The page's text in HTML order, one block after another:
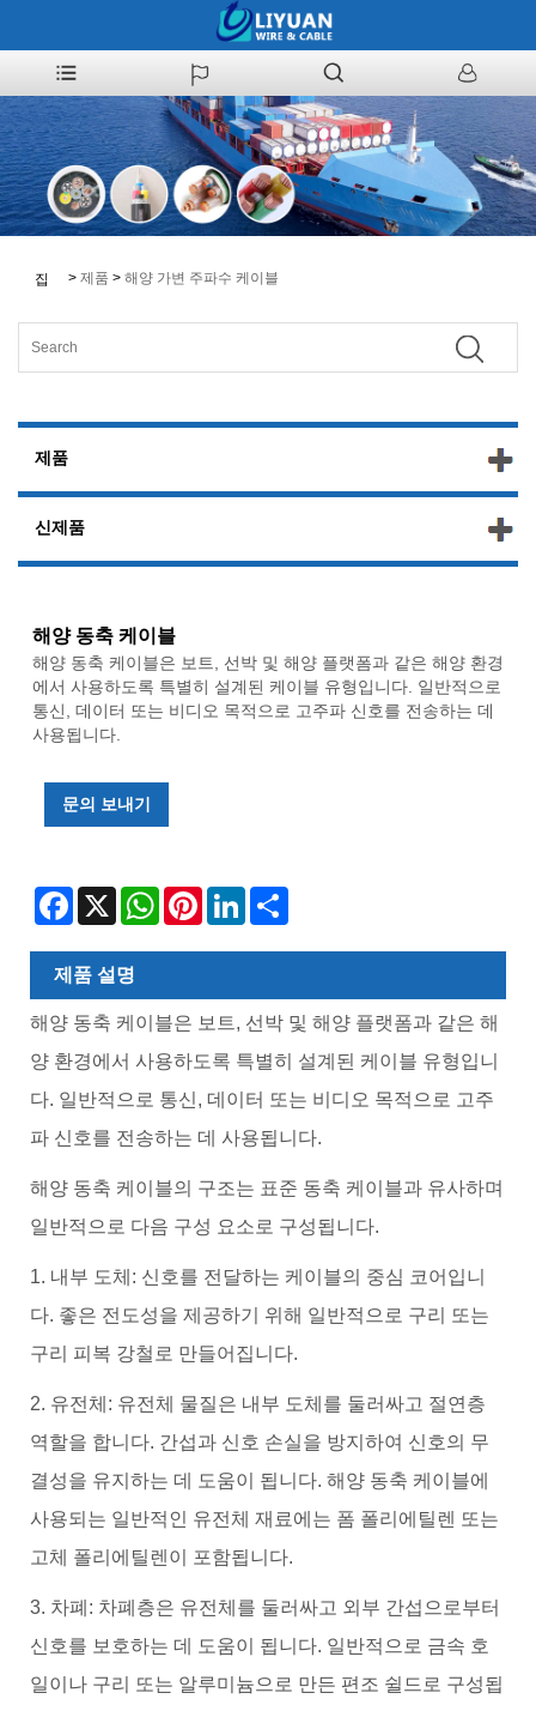
집 > 제품 > 해양 가변 주파수 케이블
제품
신제품
해양 동축 케이블
해양 동축 케이블은 보트, 선박 및 해양 플랫폼과 같은 해양 환경
에서 사용하도록 특별히 설계된 케이블 유형입니다. 일반적으로
통신, 데이터 또는 비디오 목적으로 고주파 신호를 전송하는 데
사용됩니다.
문의 보내기
Facebook
X WhatsAppPinterestLinkedIn
제품 설명
해양 동축 케이블은 보트, 선박 및 해양 플랫폼과 같은 해
양 환경에서 사용하도록 특별히 설계된 케이블 유형입니
다. 일반적으로 통신, 데이터 또는 비디오 목적으로 고주
파 신호를 전송하는 데 사용됩니다.
해양 동축 케이블의 구조는 표준 동축 케이블과 유사하며
일반적으로 다음 구성 요소로 구성됩니다.
1. 내부 도체: 신호를 전달하는 케이블의 중심 코어입니
다. 좋은 전도성을 제공하기 위해 일반적으로 구리 또는
구리 피복 강철로 만들어집니다.
2. 유전체: 유전체 물질은 내부 도체를 둘러싸고 절연층
역할을 합니다. 간섭과 신호 손실을 방지하여 신호의 무
결성을 유지하는 데 도움이 됩니다. 해양 동축 케이블에
사용되는 일반적인 유전체 재료에는 폼 폴리에틸렌 또는
고체 폴리에틸렌이 포함됩니다.
3. 차폐: 차폐층은 유전체를 둘러싸고 외부 간섭으로부터
신호를 보호하는 데 도움이 됩니다. 일반적으로 금속 호
일이나 구리 또는 알루미늄으로 만든 편조 쉴드로 구성됩